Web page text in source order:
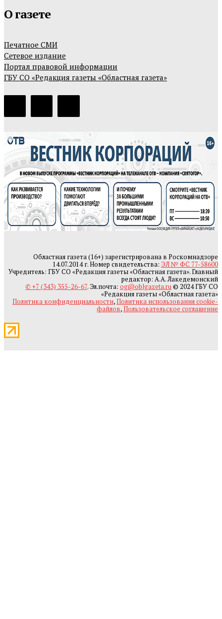
О газете
Печатное СМИ
Сетевое издание
Портал правовой информации
ГБУ СО «Редакция газеты «Областная газета»
Областная газета (16+) зарегистрирована в Роскомнадзоре
14.07.2014 г. Номер свидетельства: ЭЛ № ФС 77-58600
Учредитель: ГБУ СО «Редакция газеты «Областная газета». Главный
редактор: А.А. Лакедемонский
✆ +7 (343) 355-26-67. Эл.почта: og@oblgazeta.ru© 2024 ГБУ СО
«Редакция газеты «Областная газета»
Политика конфиденциальности,Политика использования cookie-
файлов,Пользовательское соглашение